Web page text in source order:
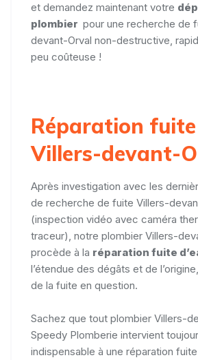
et demandez maintenant votre
plombier pour une recherche de
devant-Orval non-destructive,
peu coûteuse !
Réparation fuite
Villers-devant-
Après investigation avec les
de recherche de fuite Villers-
(inspection vidéo avec caméra
traceur), notre plombier Villers-
procède à la réparation fuite d
l’étendue des dégâts et de
de la fuite en question.
Sachez que tout plombier Villers-
Speedy Plomberie intervient
indispensable à une réparation fuite